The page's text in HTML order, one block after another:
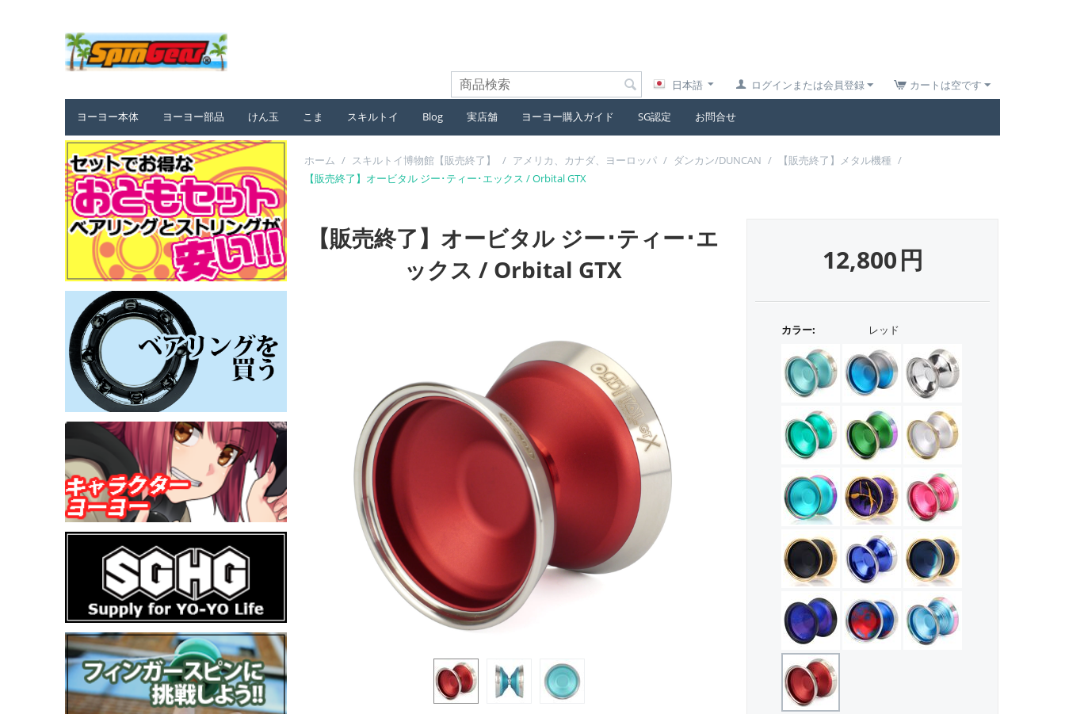
カートは空です
ログインまたは会員登録
日本語
ヨーヨー本体 ヨーヨー部品 けん玉 こま スキルトイ Blog 実店舗 ヨーヨー購入ガイド SG認定 お問合せ
ホーム / スキルトイ博物館【販売終了】 / アメリカ、カナダ、ヨーロッパ / ダンカン/DUNCAN / 【販売終了】メタル機種 /
【販売終了】オービタル ジー･ティー･エックス / Orbital GTX
【販売終了】オービタル ジー･ティー･エ
ックス / Orbital GTX
12,800円
カラー: レッド